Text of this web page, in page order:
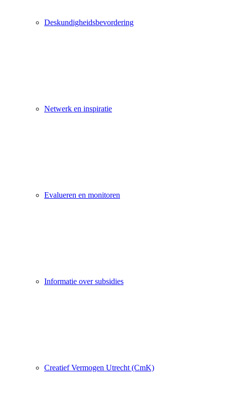
Deskundigheidsbevordering
Netwerk en inspiratie
Evalueren en monitoren
Informatie over subsidies
Creatief Vermogen Utrecht (CmK)